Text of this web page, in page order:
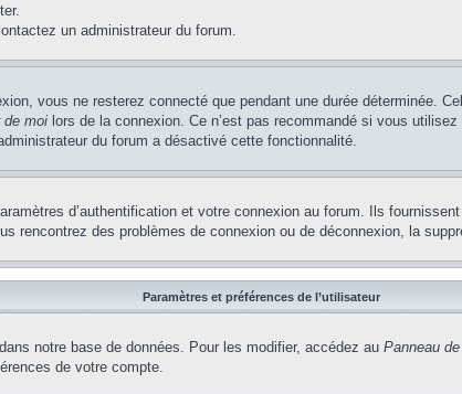
un administrateur du forum.
vous ne resterez connecté que pendant une durée déterminée.
de moi lors de la connexion. Ce n’est pas recommandé si vous
du forum a désactivé cette fonctionnalité.
d’authentification et votre connexion au forum. Ils
rencontrez des problèmes de connexion ou de déconnexion, la
Paramètres et préférences de l’utilisateur
notre base de données. Pour les modifier, accédez au Panneau
de votre compte.